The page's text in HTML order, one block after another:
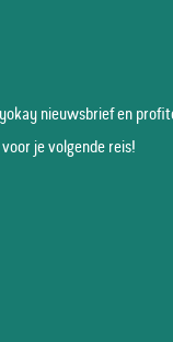
nieuws­brief en
je volgende reis!